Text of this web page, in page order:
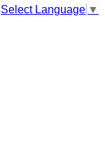
Select Language ▼